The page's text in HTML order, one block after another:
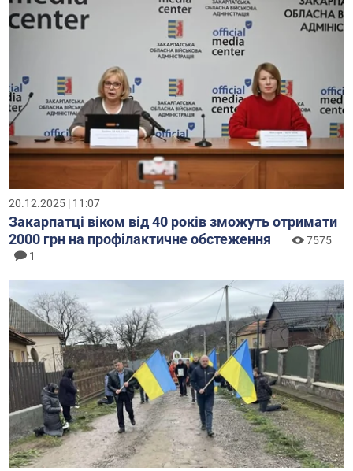
20.12.2025 | 11:07
Закарпатці віком від 40 років зможуть отримати
2000 грн на профілактичне обстеження
7575
1